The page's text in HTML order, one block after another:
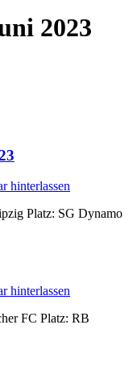
2023
hinterlassen
Platz: SG Dynamo
hinterlassen
FC Platz: RB